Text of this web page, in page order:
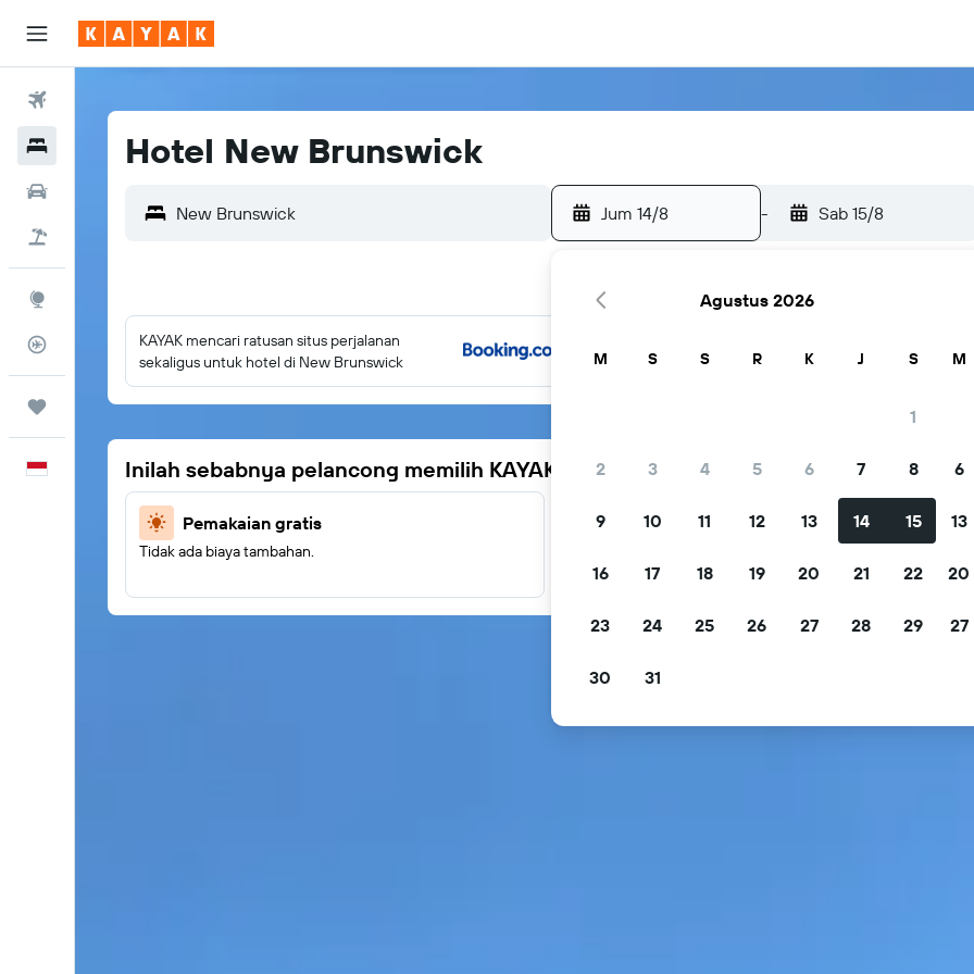
Pantau Pesawat
Bahasa Indonesia
Hotel New Brunswick
New Brunswick Jum 14/8 - Sab 15/8
KAYAK mencari ratusan situs perjalanan
sekaligus untuk hotel di New Brunswick
Inilah sebabnya pelancong memilih KAYAK
Pemakaian gratis
Tidak ada biaya tambahan.
Filter promo Anda
lainnya.
Agustus 2026
M S S R K J S
1
2 3 4 5 6 7 8
9 10 11 12 13 14 15
16 17 18 19 20 21 22
23 24 25 26 27 28 29
30 31
M
6
13
20
27